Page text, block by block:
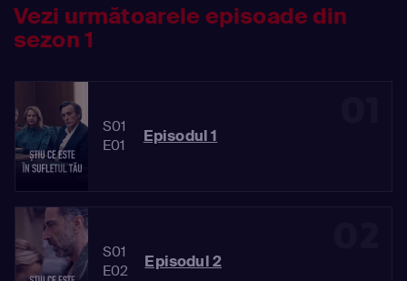
Vezi următoarele episoade din
sezon 1
S01
E01
Episodul 1
S01
E02
Episodul 2